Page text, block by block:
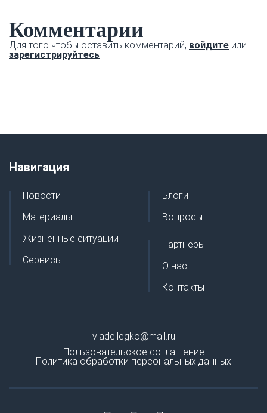
Комментарии
Для того чтобы оставить комментарий, войдите или
зарегистрируйтесь
Навигация
Новости
Материалы
Жизненные ситуации
Сервисы
Блоги
Вопросы
Партнеры
О нас
Контакты
vladeilegko@mail.ru
Пользовательское соглашение
Политика обработки персональных данных